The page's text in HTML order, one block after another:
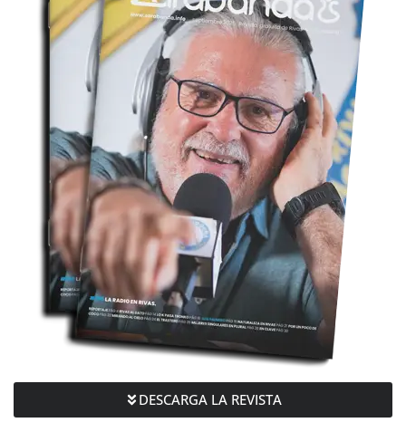
DESCARGA LA REVISTA